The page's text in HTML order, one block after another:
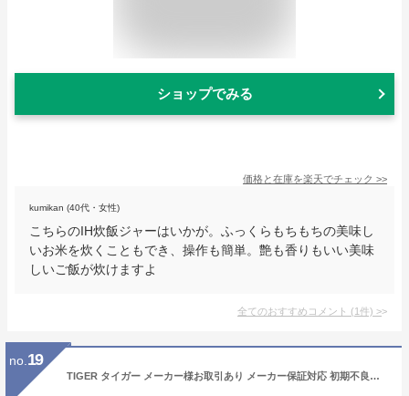
ショップでみる
価格と在庫を楽天でチェック >>
kumikan (40代・女性)
こちらのIH炊飯ジャーはいかが。ふっくらもちもちの美味し
いお米を炊くこともでき、操作も簡単。艶も香りもいい美味
しいご飯が炊けますよ
全てのおすすめコメント (1件) >
no. 19
TIGER タイガー メーカー様お取引あり メーカー保証対応 初期不良対応 JPV-G100WM マットホワイト 圧力IH炊飯器 5.5合 早炊き 遠赤5層土鍋蓄熱コート釜 内なべ3年保証 簡単 お手入れ